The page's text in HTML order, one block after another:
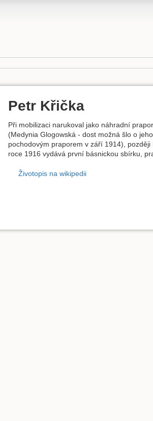
Petr Křička
Při mobilizaci narukoval jako náhradní
(Medynia Glogowská - dost možná šlo o
pochodovým praporem v září 1914),
roce 1916 vydává první básnickou sbírku,
Životopis na wikipedii